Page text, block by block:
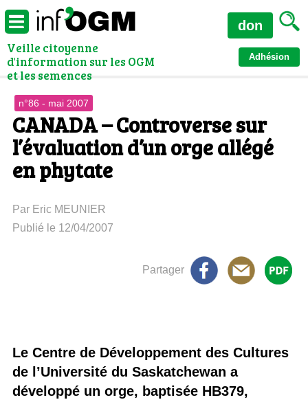
Veille citoyenne
d'information sur les OGM
et les semences
Adhésion
don
n°86 - mai 2007
CANADA – Controverse sur
l’évaluation d’un orge allégé
en phytate
Par Eric MEUNIER
Publié le 12/04/2007
Partager
Le Centre de Développement des Cultures
de l’Université du Saskatchewan a
développé un orge, baptisée HB379,